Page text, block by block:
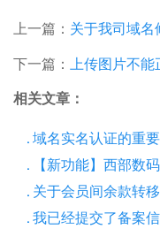
上一篇： 关于我司域
下一篇： 上传图片不能
相关文章：
. 域名实名认证的重
. 【新功能】西部数
. 关于会员间余款转
. 我已经提交了备案